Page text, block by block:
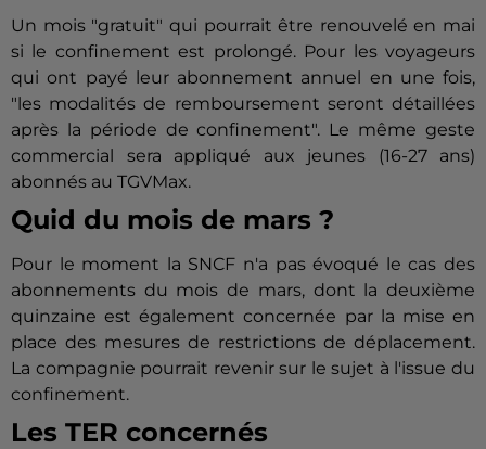
Un mois "gratuit" qui pourrait être renouvelé en mai
si le confinement est prolongé. Pour les voyageurs
qui ont payé leur abonnement annuel en une fois,
"les modalités de remboursement seront détaillées
après la période de confinement". Le même geste
commercial sera appliqué aux jeunes (16-27 ans)
abonnés au TGVMax.
Quid du mois de mars ?
Pour le moment la SNCF n'a pas évoqué le cas des
abonnements du mois de mars, dont la deuxième
quinzaine est également concernée par la mise en
place des mesures de restrictions de déplacement.
La compagnie pourrait revenir sur le sujet à l'issue du
confinement.
Les TER concernés